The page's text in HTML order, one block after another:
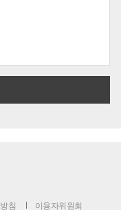
침 이용자위원회